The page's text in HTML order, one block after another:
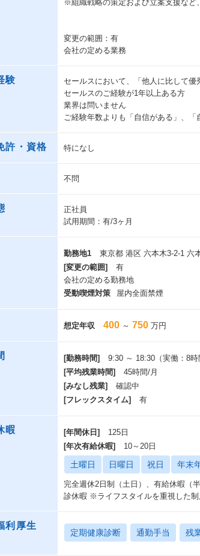
※組織戦略の策定および立案支援など
変更の範囲：有
会社の定める業務
験
セールスにおいて、「他人に比して
セールスのご経験が1年以上ある方
業界は問いません
ご経験年数よりも「自信がある」、
許・資格 特になし
不問
正社員
試用期間：有/3ヶ月
勤務地1
東京都 港区 六本木3-2-1 六
[変更の範囲]
有
会社の定める勤務地
受動喫煙対策
屋内全面禁煙
想定年収 400 ～ 750 万円
[勤務時間]
9:30 ～ 18:30（実働：8
[平均残業時間]
45時間/月
[みなし残業]
確認中
[フレックスタイム]
有
暇 [年間休日]
125日
[年次有給休暇]
10～20日
土曜日 日曜日 祝日 年末
完全週休2日制（土日）、有給休暇（
診休暇 ※ライフスタイルを重視した制
利厚生
定期健康診断 通勤手当 残